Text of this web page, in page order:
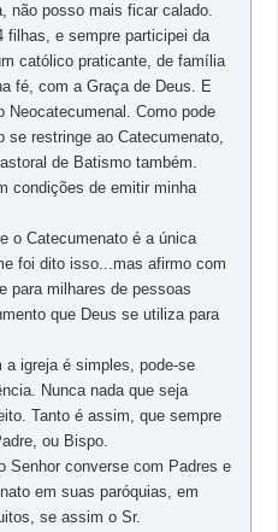
não posso mais ficar calado.
filhas, e sempre participei da
católico praticante, de família
fé, com a Graça de Deus. E
Neocatecumenal. Como pode
se restringe ao Catecumenato,
de Batismo também.
condições de emitir minha
o Catecumenato é a única
foi dito isso...mas afirmo com
para milhares de pessoas
que Deus se utiliza para
a igreja é simples, pode-se
Nunca nada que seja
Tanto é assim, que sempre
ou Bispo.
Senhor converse com Padres e
em suas paróquias, em
se assim o Sr.